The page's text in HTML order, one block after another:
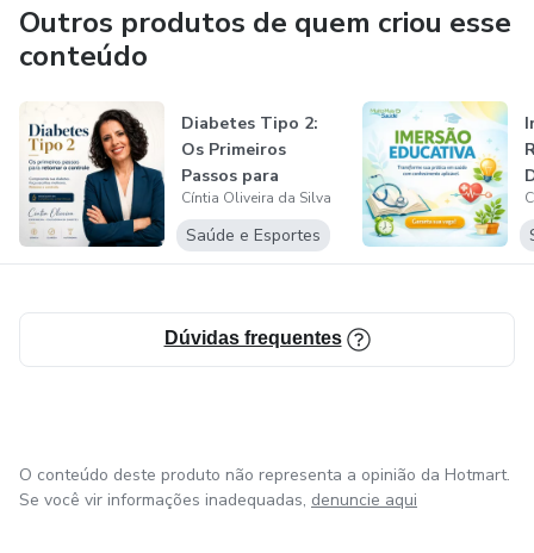
Outros produtos de quem criou esse
conteúdo
Diabetes Tipo 2:
Os Primeiros
Passos para
Recuperar o
Contro...
Cíntia Oliveira da Silva
Saúde e Esportes
Dúvidas frequentes
O conteúdo deste produto não representa a opinião da Hotmart.
Se você vir informações inadequadas, denuncie aqui